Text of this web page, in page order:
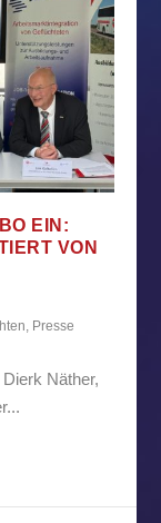
EIN:
VON
, Presse
Näther,